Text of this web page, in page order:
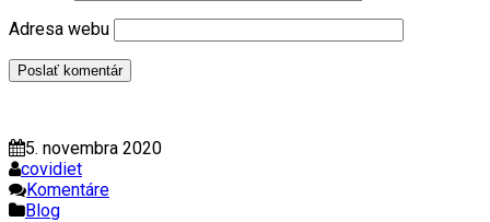
Adresa webu
5. novembra 2020
covidiet
Komentáre
Blog